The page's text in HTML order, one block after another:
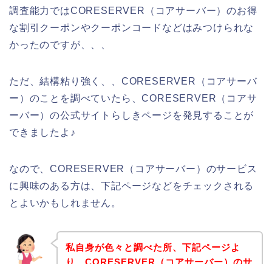
調査能力ではCORESERVER（コアサーバー）のお得
な割引クーポンやクーポンコードなどはみつけられな
かったのですが、、、
ただ、結構粘り強く、、CORESERVER（コアサーバ
ー）のことを調べていたら、CORESERVER（コアサ
ーバー）の公式サイトらしきページを発見することが
できましたよ♪
なので、CORESERVER（コアサーバー）のサービス
に興味のある方は、下記ページなどをチェックされる
とよいかもしれません。
私自身が色々と調べた所、下記ページよ
り、CORESERVER（コアサーバー）のサ